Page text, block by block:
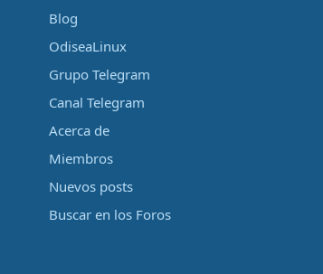
Blog
OdiseaLinux
Grupo Telegram
Canal Telegram
Acerca de
Miembros
Nuevos posts
Buscar en los Foros